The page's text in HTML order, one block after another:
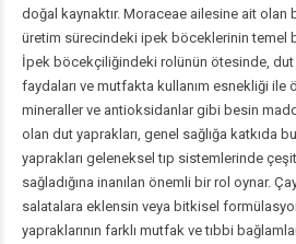
doğal kaynaktır. Moraceae ailesine ait olan
üretim sürecindeki ipek böceklerinin temel
İpek böcekçiliğindeki rolünün ötesinde, dut
faydaları ve mutfakta kullanım esnekliği ile
mineraller ve antioksidanlar gibi besin
olan dut yaprakları, genel sağlığa katkıda
yaprakları geleneksel tıp sistemlerinde
sağladığına inanılan önemli bir rol oynar.
salatalara eklensin veya bitkisel
yapraklarının farklı mutfak ve tıbbi